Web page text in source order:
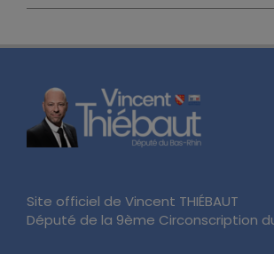
Site officiel de Vincent THIÉBAUT
Député de la 9ème Circonscription